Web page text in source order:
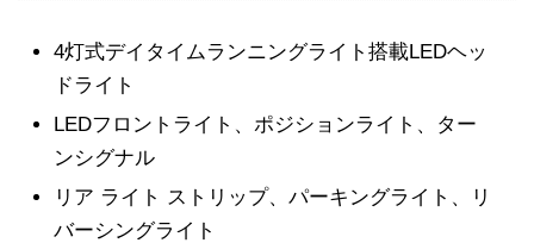
4灯式デイタイムランニングライト搭載LEDヘッ
ドライト
LEDフロントライト、ポジションライト、ター
ンシグナル
リア ライト ストリップ、パーキングライト、リ
バーシングライト